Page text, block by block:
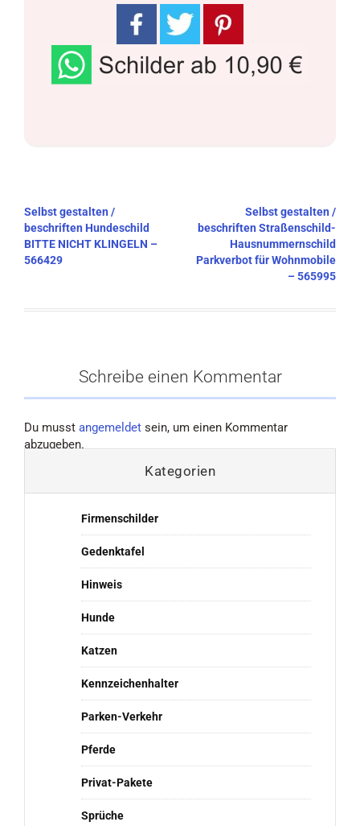
Beitragsnavigation
Selbst gestalten /
beschriften Hundeschild
BITTE NICHT KLINGELN –
566429
Selbst gestalten /
beschriften Straßenschild-
Hausnummernschild
Parkverbot für Wohnmobile
– 565995
Schreibe einen Kommentar
Du musst angemeldet sein, um einen Kommentar
abzugeben.
Kategorien
Firmenschilder
Gedenktafel
Hinweis
Hunde
Katzen
Kennzeichenhalter
Parken-Verkehr
Pferde
Privat-Pakete
Sprüche